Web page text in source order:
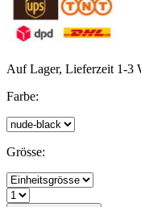
Auf Lager, Lieferzeit 1-3
Farbe:
Grösse: